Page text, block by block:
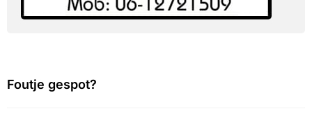
Foutje gespot?